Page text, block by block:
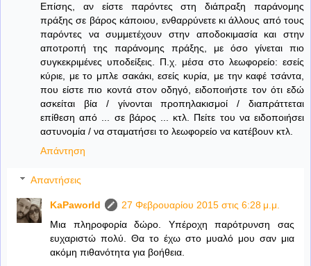
Επίσης, αν είστε παρόντες στη διάπραξη παράνομης
πράξης σε βάρος κάποιου, ενθαρρύνετε κι άλλους από τους
παρόντες να συμμετέχουν στην αποδοκιμασία και στην
αποτροπή της παράνομης πράξης, με όσο γίνεται πιο
συγκεκριμένες υποδείξεις. Π.χ. μέσα στο λεωφορείο: εσείς
κύριε, με το μπλε σακάκι, εσείς κυρία, με την καφέ τσάντα,
που είστε πιο κοντά στον οδηγό, ειδοποιήστε τον ότι εδώ
ασκείται βία / γίνονται προπηλακισμοί / διαπράττεται
επίθεση από ... σε βάρος ... κτλ. Πείτε του να ειδοποιήσει
αστυνομία / να σταματήσει το λεωφορείο να κατέβουν κτλ.
Απάντηση
Απαντήσεις
KaPaworld
27 Φεβρουαρίου 2015 στις 6:28 μ.μ.
Μια πληροφορία δώρο. Υπέροχη παρότρυνση σας
ευχαριστώ πολύ. Θα το έχω στο μυαλό μου σαν μια
ακόμη πιθανότητα για βοήθεια.